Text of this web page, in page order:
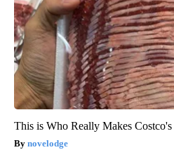
This is Who Really Makes
novelodge